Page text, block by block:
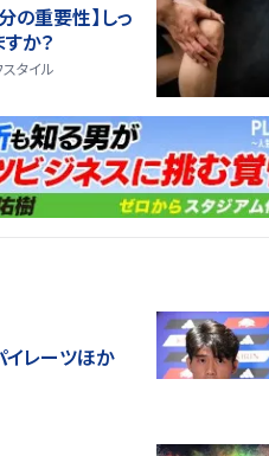
の重要性】しっ
か？
スタイル
イレーツほか